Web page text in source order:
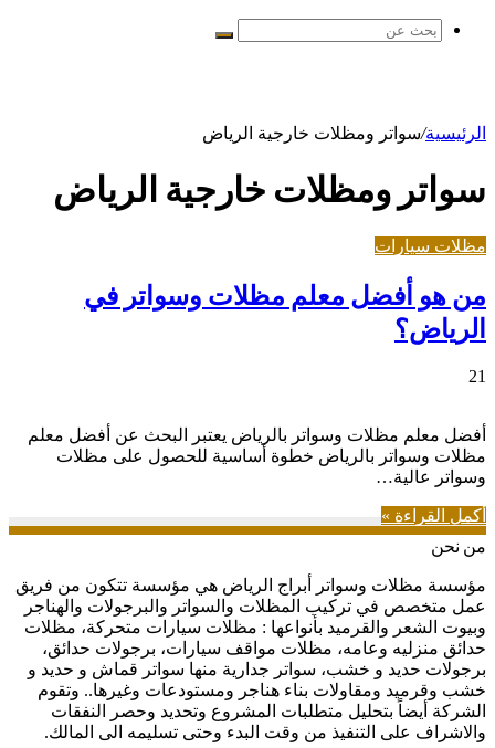
بحث
الرئيسية/سواتر ومظلات خارجية الرياض
سواتر ومظلات خارجية الرياض
مظلات سيارات
من هو أفضل معلم مظلات وسواتر في
الرياض؟
21
أفضل معلم مظلات وسواتر بالرياض يعتبر البحث عن أفضل معلم
مظلات وسواتر بالرياض خطوة أساسية للحصول على مظلات
وسواتر عالية…
أكمل القراءة »
من نحن
مؤسسة مظلات وسواتر أبراج الرياض هي مؤسسة تتكون من فريق
عمل متخصص في تركيب المظلات والسواتر والبرجولات والهناجر
وبيوت الشعر والقرميد بأنواعها : مظلات سيارات متحركة، مظلات
حدائق منزليه وعامه، مظلات مواقف سيارات، برجولات حدائق،
برجولات حديد و خشب، سواتر جدارية منها سواتر قماش و حديد و
خشب وقرميد ومقاولات بناء هناجر ومستودعات وغيرها.. وتقوم
الشركة أيضاً بتحليل متطلبات المشروع وتحديد وحصر النفقات
والاشراف على التنفيذ من وقت البدء وحتى تسليمه الى المالك.